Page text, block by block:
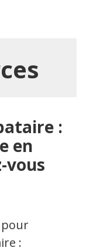
:
en
vous
pour
: